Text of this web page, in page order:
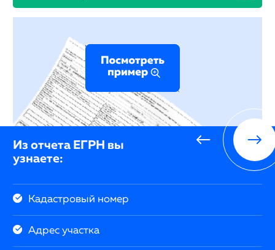
Из отчета ЕГРН вы
узнаете:
Кадастровый номер
Адрес участка